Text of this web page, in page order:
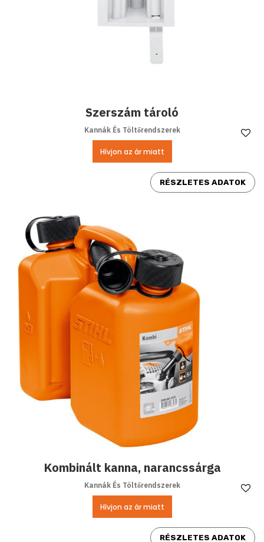
Szerszám tároló
Kannák És Töltőrendszerek
Hívjon az ár miatt
RÉSZLETES ADATOK
Kombinált kanna, narancssárga
Kannák És Töltőrendszerek
Hívjon az ár miatt
RÉSZLETES ADATOK